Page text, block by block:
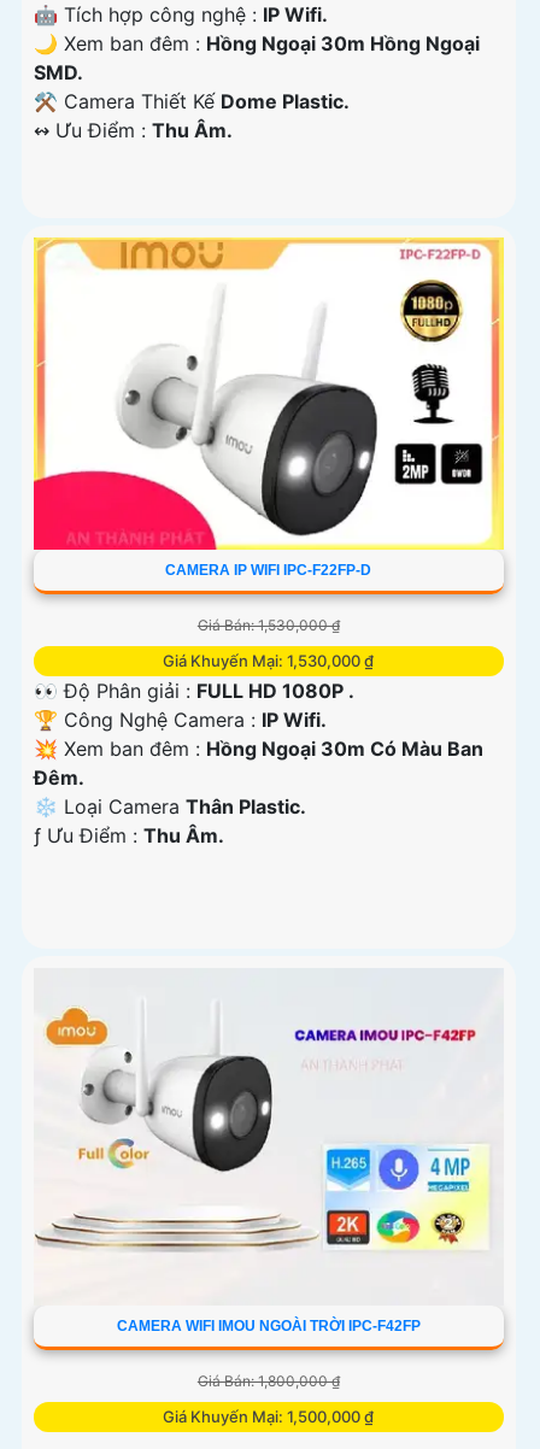
🤖️ Tích hợp công nghệ : IP Wifi.
🌙 Xem ban đêm : Hồng Ngoại 30m Hồng Ngoại
SMD.
⚒ Camera Thiết Kế Dome Plastic.
️↭ Ưu Điểm : Thu Âm.
CAMERA IP WIFI IPC-F22FP-D
Giá Bán: 1,530,000 ₫
Giá Khuyến Mại: 1,530,000 ₫
👀 Độ Phân giải : FULL HD 1080P .
🏆 Công Nghệ Camera : IP Wifi.
💥 Xem ban đêm : Hồng Ngoại 30m Có Màu Ban
Đêm.
❄ Loại Camera Thân Plastic.
️ƒ Ưu Điểm : Thu Âm.
CAMERA WIFI IMOU NGOÀI TRỜI IPC-F42FP
Giá Bán: 1,800,000 ₫
Giá Khuyến Mại: 1,500,000 ₫